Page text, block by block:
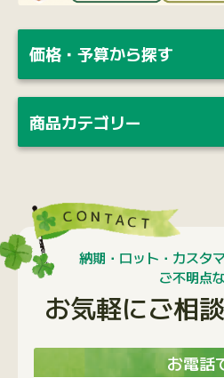
納期・ロット・カスタ
ご不明点な
お気軽にご相
携帯電話の方はこ
03-6453-
受付時間：月〜金 9
メール